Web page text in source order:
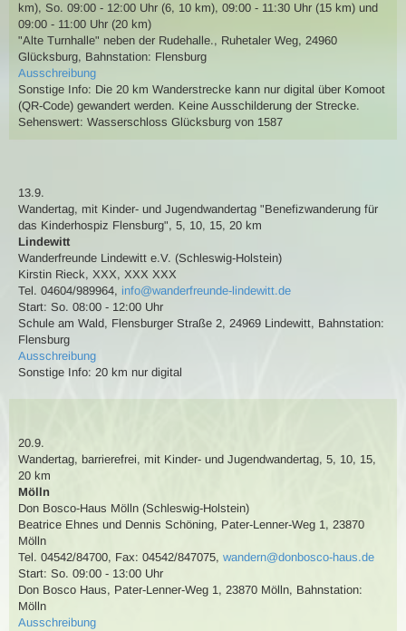
km), So. 09:00 - 12:00 Uhr (6, 10 km), 09:00 - 11:30 Uhr (15 km) und
09:00 - 11:00 Uhr (20 km)
"Alte Turnhalle" neben der Rudehalle., Ruhetaler Weg, 24960
Glücksburg, Bahnstation: Flensburg
Ausschreibung
Sonstige Info: Die 20 km Wanderstrecke kann nur digital über Komoot
(QR-Code) gewandert werden. Keine Ausschilderung der Strecke.
Sehenswert: Wasserschloss Glücksburg von 1587
13.9.
Wandertag, mit Kinder- und Jugendwandertag "Benefizwanderung für
das Kinderhospiz Flensburg", 5, 10, 15, 20 km
Lindewitt
Wanderfreunde Lindewitt e.V. (Schleswig-Holstein)
Kirstin Rieck, XXX, XXX XXX
Tel. 04604/989964, info@wanderfreunde-lindewitt.de
Start: So. 08:00 - 12:00 Uhr
Schule am Wald, Flensburger Straße 2, 24969 Lindewitt, Bahnstation:
Flensburg
Ausschreibung
Sonstige Info: 20 km nur digital
20.9.
Wandertag, barrierefrei, mit Kinder- und Jugendwandertag, 5, 10, 15,
20 km
Mölln
Don Bosco-Haus Mölln (Schleswig-Holstein)
Beatrice Ehnes und Dennis Schöning, Pater-Lenner-Weg 1, 23870
Mölln
Tel. 04542/84700, Fax: 04542/847075, wandern@donbosco-haus.de
Start: So. 09:00 - 13:00 Uhr
Don Bosco Haus, Pater-Lenner-Weg 1, 23870 Mölln, Bahnstation:
Mölln
Ausschreibung